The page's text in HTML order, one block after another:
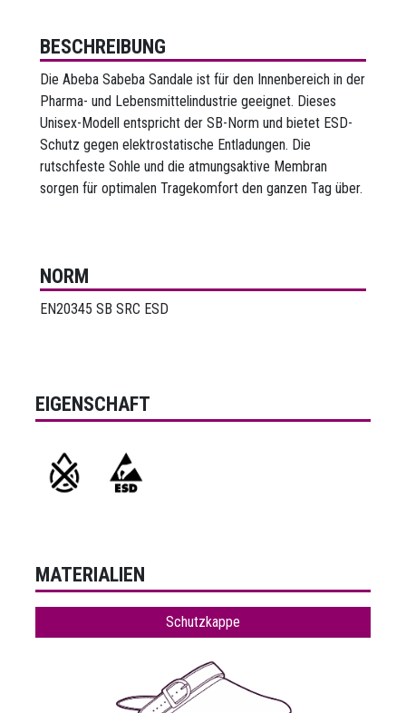
BESCHREIBUNG
Die Abeba Sabeba Sandale ist für den Innenbereich in der
Pharma- und Lebensmittelindustrie geeignet. Dieses
Unisex-Modell entspricht der SB-Norm und bietet ESD-
Schutz gegen elektrostatische Entladungen. Die
rutschfeste Sohle und die atmungsaktive Membran
sorgen für optimalen Tragekomfort den ganzen Tag über.
NORM
EN20345 SB SRC ESD
EIGENSCHAFT
MATERIALIEN
Schutzkappe